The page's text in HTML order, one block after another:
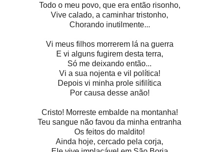
Todo o meu povo, que era então risonho,
Vive calado, a caminhar tristonho,
Chorando inutilmente...
Vi meus filhos morrerem lá na guerra
E vi alguns fugirem desta terra,
Só me deixando então...
Vi a sua nojenta e vil política!
Depois vi minha prole sifilítica
Por causa desse anão!
Cristo! Morreste embalde na montanha!
Teu sangue não favou da minha entranha
Os feitos do maldito!
Ainda hoje, cercado pela corja,